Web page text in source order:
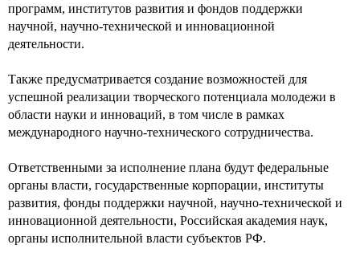
программ, институтов развития и фондов поддержки
научной, научно-технической и инновационной
деятельности.
Также предусматривается создание возможностей для
успешной реализации творческого потенциала молодежи в
области науки и инноваций, в том числе в рамках
международного научно-технического сотрудничества.
Ответственными за исполнение плана будут федеральные
органы власти, государственные корпорации, институты
развития, фонды поддержки научной, научно-технической и
инновационной деятельности, Российская академия наук,
органы исполнительной власти субъектов РФ.